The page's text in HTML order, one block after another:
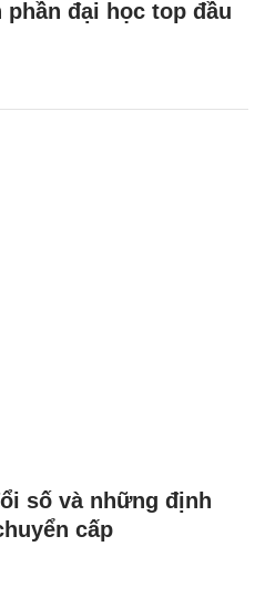
đại học top đầu
số và những định
cấp